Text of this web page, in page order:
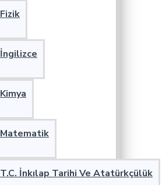
Fizik
İngilizce
Kimya
Matematik
T.C. İnkılap Tarihi Ve Atatürkçülük